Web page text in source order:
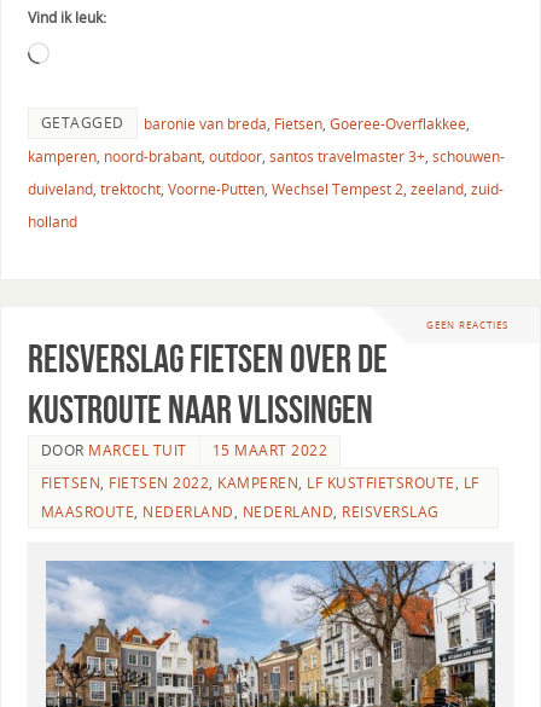
Vind ik leuk:
GETAGGED baronie van breda, Fietsen, Goeree-Overflakkee,
kamperen, noord-brabant, outdoor, santos travelmaster 3+, schouwen-
duiveland, trektocht, Voorne-Putten, Wechsel Tempest 2, zeeland, zuid-
holland
GEEN REACTIES
Reisverslag fietsen over de
Kustroute naar Vlissingen
DOOR MARCEL TUIT
15 MAART 2022
FIETSEN, FIETSEN 2022, KAMPEREN, LF KUSTFIETSROUTE, LF
MAASROUTE, NEDERLAND, NEDERLAND, REISVERSLAG